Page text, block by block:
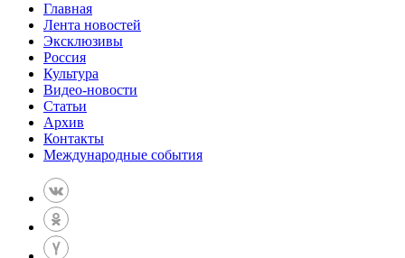
Главная
Лента новостей
Эксклюзивы
Россия
Культура
Видео-новости
Статьи
Архив
Контакты
Международные события